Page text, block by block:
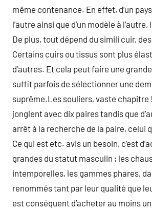
même contenance. En effet, d’un
l’autre ainsi que d’un modèle à
De plus, tout dépend du simili cuir,
Certains cuirs ou tissus sont plus
d’autres. Et cela peut faire une
suffit parfois de sélectionner une
suprême.Les souliers, vaste chapitre
jonglent avec dix paires tandis que
arrêt à la recherche de la paire, celui
Ce qui est etc. avis un besoin, c’est
grandes du statut masculin ; les
intemporelles, les gammes phares,
renommés tant par leur qualité que
est conséquent d’acheter au moins